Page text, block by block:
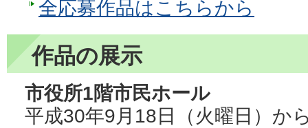
全応募作品はこちらから
作品の展示
市役所1階市民ホール
平成30年9月18日（火曜日）か